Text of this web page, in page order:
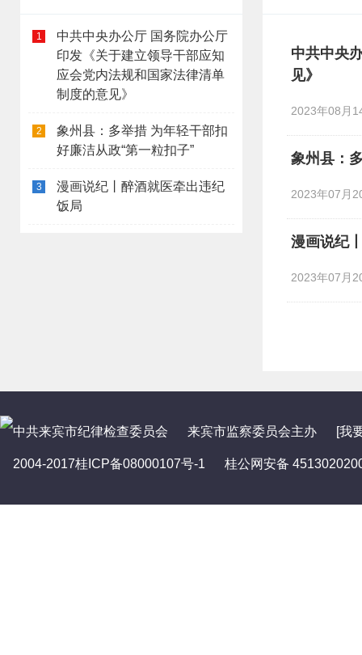
1
中共中央办公厅 国务院办公厅
印发《关于建立领导干部应知
应会党内法规和国家法律清单
制度的意见》
2
象州县：多举措 为年轻干部扣
好廉洁从政“第一粒扣子”
3
漫画说纪丨醉酒就医牵出违纪
饭局
中共中央
见》
2023年08月
象州县：
2023年07月
漫画说纪
2023年07月
中共来宾市纪律检查委员会 来宾市监察委员会主办 [我
2004-2017桂ICP备08000107号-1 桂公网安备